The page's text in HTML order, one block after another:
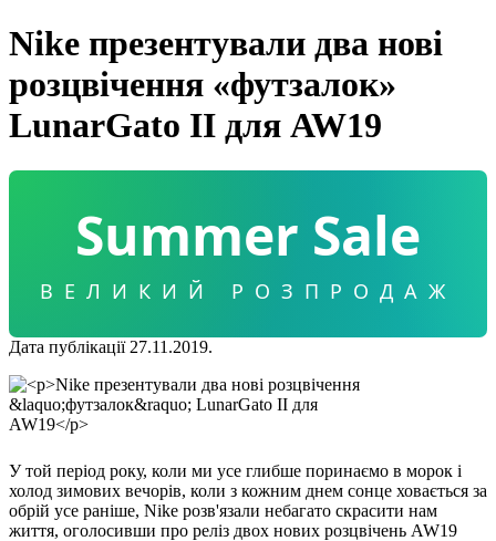
Nike презентували два нові
розцвічення «футзалок»
LunarGato II для AW19
Summer Sale
ВЕЛИКИЙ РОЗПРОДАЖ
Дата публікації 27.11.2019.
У той період року, коли ми усе глибше поринаємо в морок і
холод зимових вечорів, коли з кожним днем сонце ховається за
обрій усе раніше, Nike розв'язали небагато скрасити нам
життя, оголосивши про реліз двох нових розцвічень AW19